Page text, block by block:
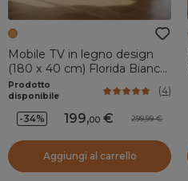
Mobile TV in legno design
(180 x 40 cm) Florida Bianco,
nero e naturale
Prodotto
disponibile
(4)
-34% 199,00 299,99
Aggiungi al carrello